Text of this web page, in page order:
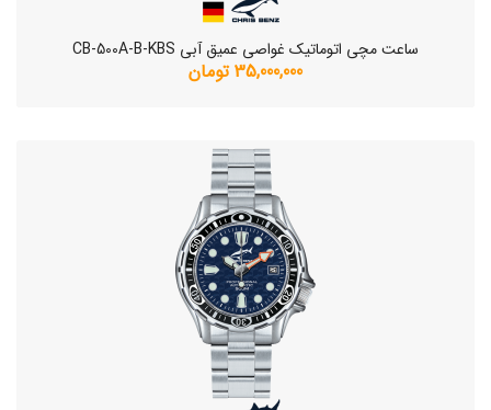
ساعت مچی اتوماتیک غواصی عمیق آبی CB-500A-B-KBS
35,000,000 تومان